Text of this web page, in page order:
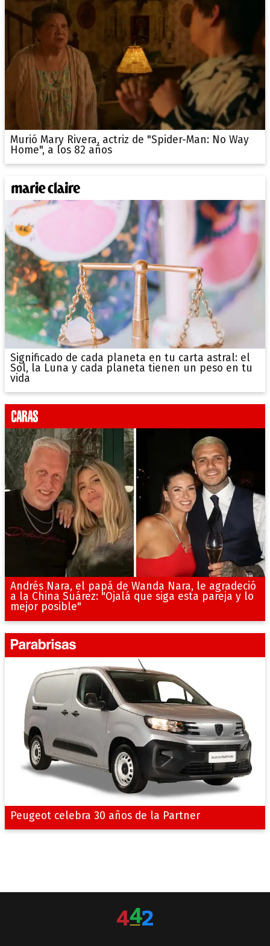
Murió Mary Rivera, actriz de "Spider-Man: No Way
Home", a los 82 años
Significado de cada planeta en tu carta astral: el
Sol, la Luna y cada planeta tienen un peso en tu
vida
Andrés Nara, el papá de Wanda Nara, le agradeció
a la China Suárez: "Ojalá que siga esta pareja y lo
mejor posible"
Peugeot celebra 30 años de la Partner